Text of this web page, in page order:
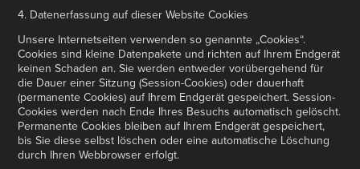
4. Datenerfassung auf dieser Website Cookies
Unsere Internetseiten verwenden so genannte „Cookies“.
Cookies sind kleine Datenpakete und richten auf Ihrem Endgerät
keinen Schaden an. Sie werden entweder vorübergehend für
die Dauer einer Sitzung (Session-Cookies) oder dauerhaft
(permanente Cookies) auf Ihrem Endgerät gespeichert. Session-
Cookies werden nach Ende Ihres Besuchs automatisch gelöscht.
Permanente Cookies bleiben auf Ihrem Endgerät gespeichert,
bis Sie diese selbst löschen oder eine automatische Löschung
durch Ihren Webbrowser erfolgt.